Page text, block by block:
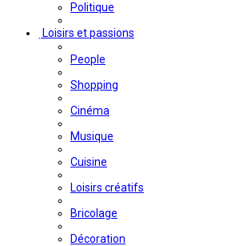
Politique
Loisirs et passions
People
Shopping
Cinéma
Musique
Cuisine
Loisirs créatifs
Bricolage
Décoration